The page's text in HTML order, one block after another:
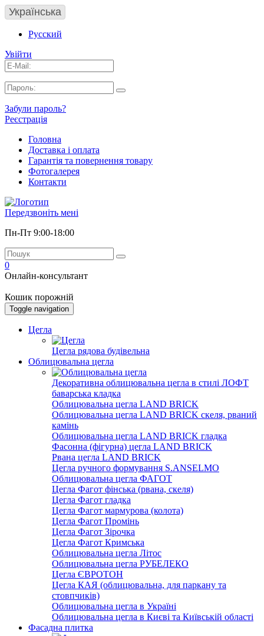
Українська
Русский
Увійти
Забули пароль?
Реєстрація
Головна
Доставка і оплата
Гарантія та повернення товару
Фотогалерея
Контакти
Передзвоніть мені
Пн-Пт 9:00-18:00
0
Онлайн-консультант
Кошик порожній
Toggle navigation
Цегла
Цегла рядова будівельна
Облицювальна цегла
Декоративна облицювальна цегла в стилі ЛОФТ
баварська кладка
Облицювальна цегла LAND BRICK
Облицювальна цегла LAND BRICK скеля, рваний
камінь
Облицювальна цегла LAND BRICK гладка
Фасонна (фігурна) цегла LAND BRICK
Рвана цегла LAND BRICK
Цегла ручного формування S.ANSELMO
Облицювальна цегла ФАГОТ
Цегла Фагот фінська (рвана, скеля)
Цегла Фагот гладка
Цегла Фагот мармурова (колота)
Цегла Фагот Промінь
Цегла Фагот Зірочка
Цегла Фагот Кримська
Облицювальна цегла Літос
Облицювальна цегла РУБЕЛЕКО
Цегла ЄВРОТОН
Цегла КАЯ (облицювальна, для паркану та
стовпчиків)
Облицювальна цегла в Україні
Облицювальна цегла в Києві та Київській області
Фасадна плитка